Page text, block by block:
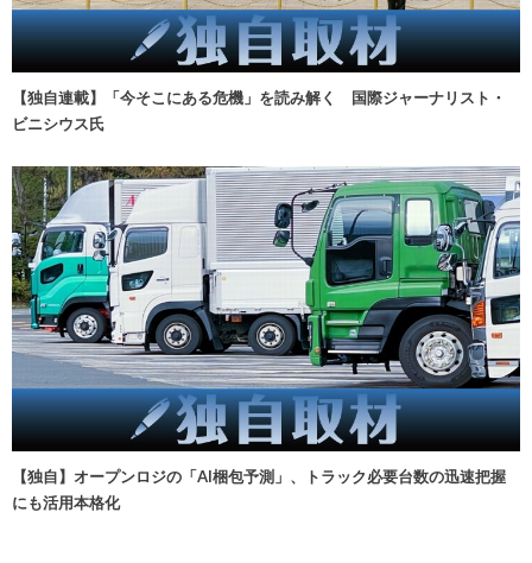
【独自連載】「今そこにある危機」を読み解く 国際ジャーナリスト・
ビニシウス氏
【独自】オープンロジの「AI梱包予測」、トラック必要台数の迅速把握
にも活用本格化